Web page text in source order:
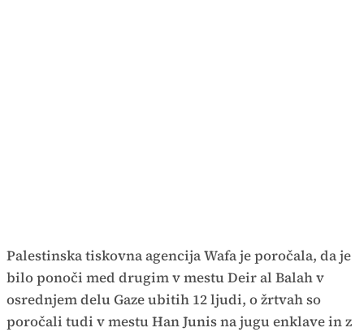
Palestinska tiskovna agencija Wafa je poročala, da je
bilo ponoči med drugim v mestu Deir al Balah v
osrednjem delu Gaze ubitih 12 ljudi, o žrtvah so
poročali tudi v mestu Han Junis na jugu enklave in z